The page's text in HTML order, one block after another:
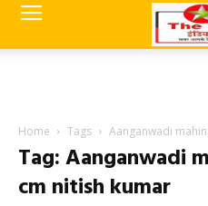
Home Tags Aanganwadi
Tag: Aanganwadi
cm nitish kumar